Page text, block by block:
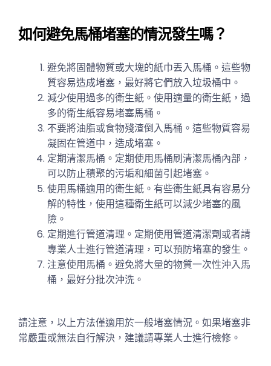
如何避免馬桶堵塞的情況發生嗎？
避免將固體物質或大塊的紙巾丟入馬桶。這些物
質容易造成堵塞，最好將它們放入垃圾桶中。
減少使用過多的衛生紙。使用適量的衛生紙，過
多的衛生紙容易堵塞馬桶。
不要將油脂或食物殘渣倒入馬桶。這些物質容易
凝固在管道中，造成堵塞。
定期清潔馬桶。定期使用馬桶刷清潔馬桶內部，
可以防止積聚的污垢和細菌引起堵塞。
使用馬桶適用的衛生紙。有些衛生紙具有容易分
解的特性，使用這種衛生紙可以減少堵塞的風
險。
定期進行管道清理。定期使用管道清潔劑或者請
專業人士進行管道清理，可以預防堵塞的發生。
注意使用馬桶。避免將大量的物質一次性沖入馬
桶，最好分批次沖洗。
請注意，以上方法僅適用於一般堵塞情況。如果堵塞非
常嚴重或無法自行解決，建議請專業人士進行檢修。